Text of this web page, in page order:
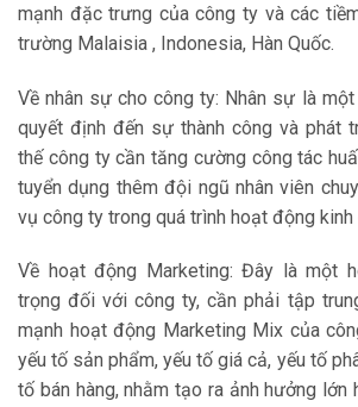
mạnh đặc trưng của công ty và các
trường Malaisia , Indonesia, Hàn Quốc.
Về nhân sự cho công ty: Nhân sự là
quyết định đến sự thành công và phát
thế công ty cần tăng cường công tác
tuyển dụng thêm đội ngũ nhân viên
vụ công ty trong quá trình hoạt động kinh
Về hoạt động Marketing: Đây là một
trọng đối với công ty, cần phải tập
mạnh hoạt động Marketing Mix của
yếu tố sản phẩm, yếu tố giá cả, yếu tố
tố bán hàng, nhằm tạo ra ảnh hưởng lớn